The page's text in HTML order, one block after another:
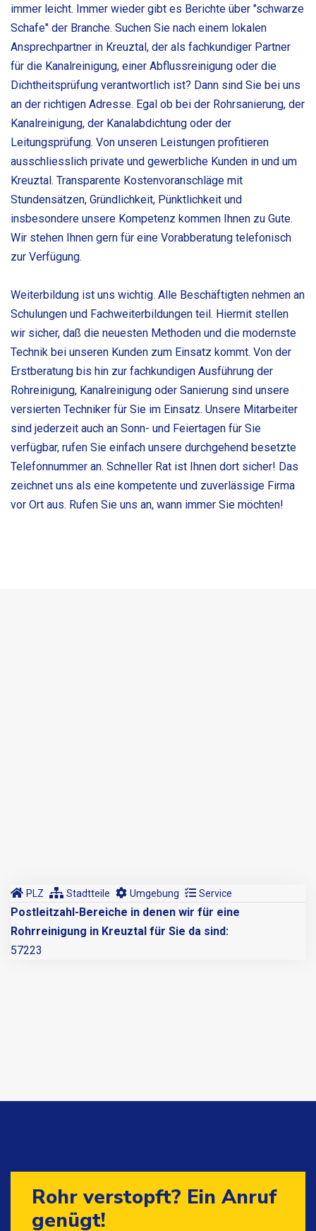
immer leicht. Immer wieder gibt es Berichte über "schwarze
Schafe" der Branche. Suchen Sie nach einem lokalen
Ansprechpartner in Kreuztal, der als fachkundiger Partner
für die Kanalreinigung, einer Abflussreinigung oder die
Dichtheitsprüfung verantwortlich ist? Dann sind Sie bei uns
an der richtigen Adresse. Egal ob bei der Rohrsanierung, der
Kanalreinigung, der Kanalabdichtung oder der
Leitungsprüfung. Von unseren Leistungen profitieren
ausschliesslich private und gewerbliche Kunden in und um
Kreuztal. Transparente Kostenvoranschläge mit
Stundensätzen, Gründlichkeit, Pünktlichkeit und
insbesondere unsere Kompetenz kommen Ihnen zu Gute.
Wir stehen Ihnen gern für eine Vorabberatung telefonisch
zur Verfügung.
Weiterbildung ist uns wichtig. Alle Beschäftigten nehmen an
Schulungen und Fachweiterbildungen teil. Hiermit stellen
wir sicher, daß die neuesten Methoden und die modernste
Technik bei unseren Kunden zum Einsatz kommt. Von der
Erstberatung bis hin zur fachkundigen Ausführung der
Rohreinigung, Kanalreinigung oder Sanierung sind unsere
versierten Techniker für Sie im Einsatz. Unsere Mitarbeiter
sind jederzeit auch an Sonn- und Feiertagen für Sie
verfügbar, rufen Sie einfach unsere durchgehend besetzte
Telefonnummer an. Schneller Rat ist Ihnen dort sicher! Das
zeichnet uns als eine kompetente und zuverlässige Firma
vor Ort aus. Rufen Sie uns an, wann immer Sie möchten!
PLZ Stadtteile Umgebung Service
Postleitzahl-Bereiche in denen wir für eine
Rohrreinigung in Kreuztal für Sie da sind:
57223
Rohr verstopft? Ein Anruf
genügt!